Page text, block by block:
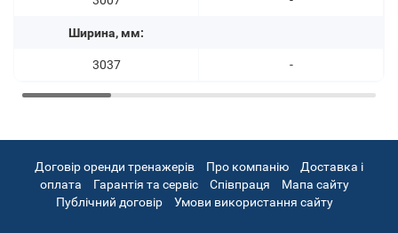
Ширина, мм:
3037 -
Договір оренди тренажерів Про компанію
Доставка і
оплата
Гарантія та сервіс Співпраця
Мапа сайту
Публічний договір
Умови використання сайту